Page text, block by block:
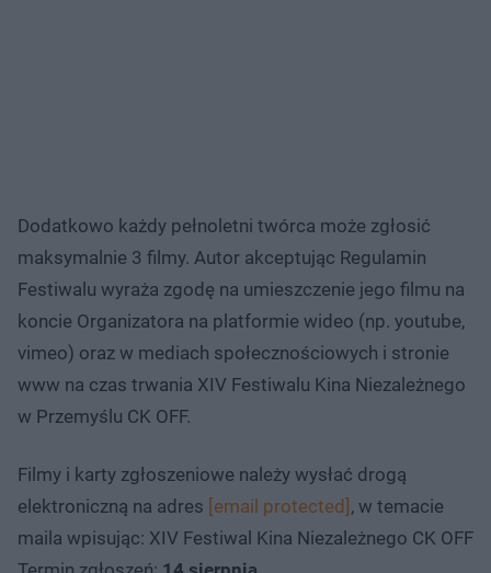
Dodatkowo każdy pełnoletni twórca może zgłosić
maksymalnie 3 filmy. Autor akceptując Regulamin
Festiwalu wyraża zgodę na umieszczenie jego filmu na
koncie Organizatora na platformie wideo (np. youtube,
vimeo) oraz w mediach społecznościowych i stronie
www na czas trwania XIV Festiwalu Kina Niezależnego
w Przemyślu CK OFF.
Filmy i karty zgłoszeniowe należy wysłać drogą
elektroniczną na adres [email protected] , w temacie
maila wpisując: XIV Festiwal Kina Niezależnego CK OFF